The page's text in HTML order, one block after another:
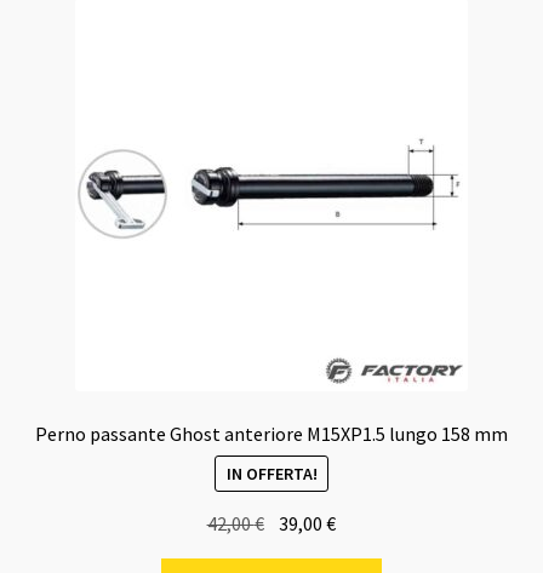
Perno passante Ghost anteriore M15XP1.5 lungo 158 mm
IN OFFERTA!
42,00€ 39,00€Il